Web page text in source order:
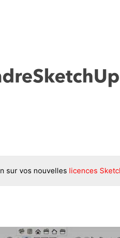
sur vos nouvelles licences